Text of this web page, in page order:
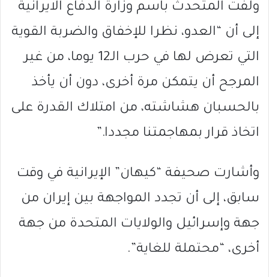
ولفت المتحدث باسم وزارة الدفاع الايرانية
إلى أن “العدو، نظرا للإخفاق والضربة القوية
التي تعرض لها في حرب الـ12 يوما، من غير
المرجح أن يتمكن مرة أخرى، دون أن يأخذ
بالحسبان هشاشته، من امتلاك القدرة على
اتخاذ قرار بمهاجمتنا مجددا.”
وأشارت صحيفة “كيهان” الإيرانية في وقت
سابق، إلى أن تجدد المواجهة بين إيران من
جهة وإسرائيل والولايات المتحدة من جهة
أخرى، “محتملة للغاية”.